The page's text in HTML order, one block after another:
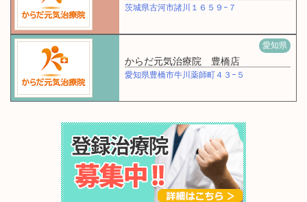
茨城県古河市諸川１６５９−７
愛知県
からだ元気治療院 豊橋店
愛知県豊橋市牛川薬師町４３−５